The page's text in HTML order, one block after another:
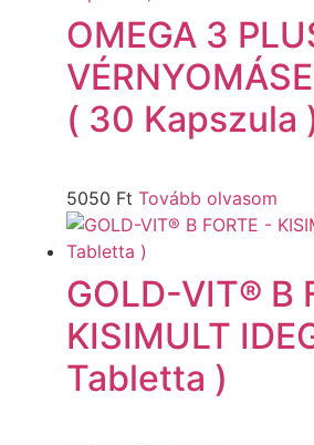
OMEGA 3
( 30 Kapszula
5050 Ft Tovább olvasom
GOLD-VIT® B
KISIMULT
Tabletta )